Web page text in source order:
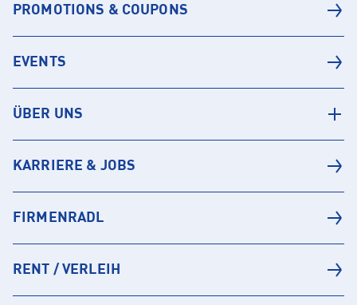
PROMOTIONS & COUPONS
EVENTS
ÜBER UNS
KARRIERE & JOBS
FIRMENRADL
RENT / VERLEIH